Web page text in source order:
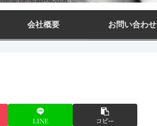
会社概要 お問い合わせ
LINE コピー